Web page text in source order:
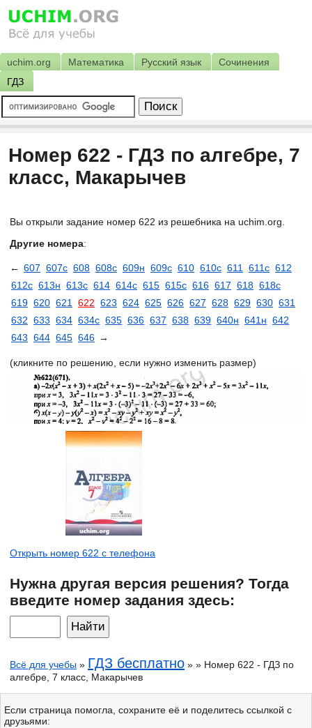
uchim.org Математика Русский язык
Сочинения
ГДЗ
Номер 622 - ГДЗ по алгебре, 7
класс, Макарычев
Вы открыли задание номер 622 из решебника на uchim.org.
Другие номера:
← 607 607с 608 608с 609н 609с 610 610с 611 611с 612
612с 613н 613с 614 614с 615 615с 616 617 618 618с
619 620 621 622 623 624 625 626 627 628 629 630 631
632 633 634 634с 635 636 637 638 639 640н 641н 642
643 644 645 646 →
(кликните по решению, если нужно изменить размер)
Открыть номер 622 с телефона
Нужна другая версия решения? Тогда
введите номер задания здесь:
Всё для учебы » ГДЗ бесплатно » » Номер 622 - ГДЗ по
алгебре, 7 класс, Макарычев
Если страница помогла, сохраните её и поделитесь ссылкой с
друзьями: